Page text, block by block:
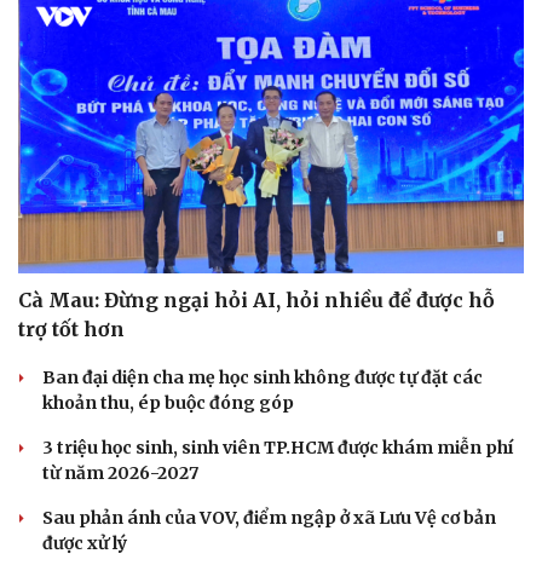
Cà Mau: Đừng ngại hỏi AI, hỏi nhiều để được hỗ
trợ tốt hơn
Ban đại diện cha mẹ học sinh không được tự đặt các
khoản thu, ép buộc đóng góp
3 triệu học sinh, sinh viên TP.HCM được khám miễn phí
từ năm 2026-2027
Sau phản ánh của VOV, điểm ngập ở xã Lưu Vệ cơ bản
được xử lý